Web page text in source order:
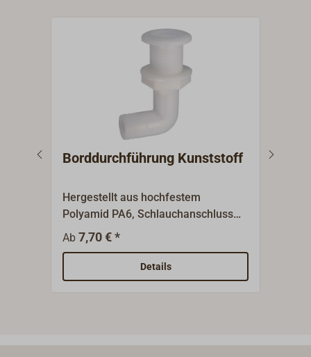
Borddurchführung Kunststoff
Hergestellt aus hochfestem
Polyamid PA6, Schlauchanschluss
mit Rohrgewinde BSP. Geeignet für
Installationen über der Wasserlinie
und im Innenbereich. Farbe: weiß.
Ab7,70 € *
Details